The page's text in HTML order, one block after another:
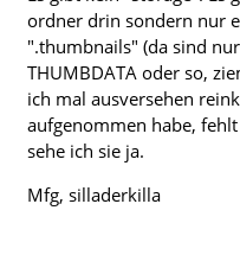
ordner drin sondern nur
".thumbnails" (da sind
THUMBDATA oder so,
ich mal ausversehen
aufgenommen habe,
sehe ich sie ja.
Mfg, silladerkilla